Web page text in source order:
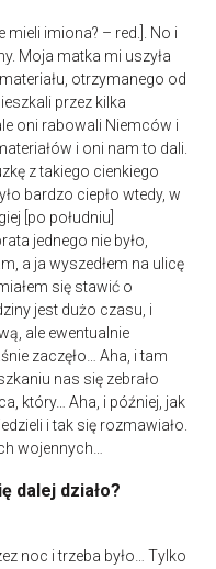
mieli imiona? – red.]. No i
Moja matka mi uszyła
otrzymanego od
przez kilka
oni rabowali Niemców i
i oni nam to dali.
z takiego cienkiego
bardzo ciepło wtedy, w
[po południu]
jednego nie było,
a ja wyszedłem na ulicę
się stawić o
jest dużo czasu, i
ale ewentualnie
zaczęło… Aha, i tam
nas się zebrało
który… Aha, i później, jak
i tak się rozmawiało.
wojennych…
dalej działo?
noc i trzeba było… Tylko